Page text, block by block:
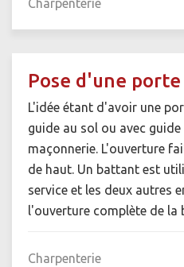
Charpenterie
Pose d'une
L'idée étant d'avoir une
guide au sol ou avec
maçonnerie. L'ouverture
de haut. Un battant est
service et les deux autres
l'ouverture complète de la
Charpenterie